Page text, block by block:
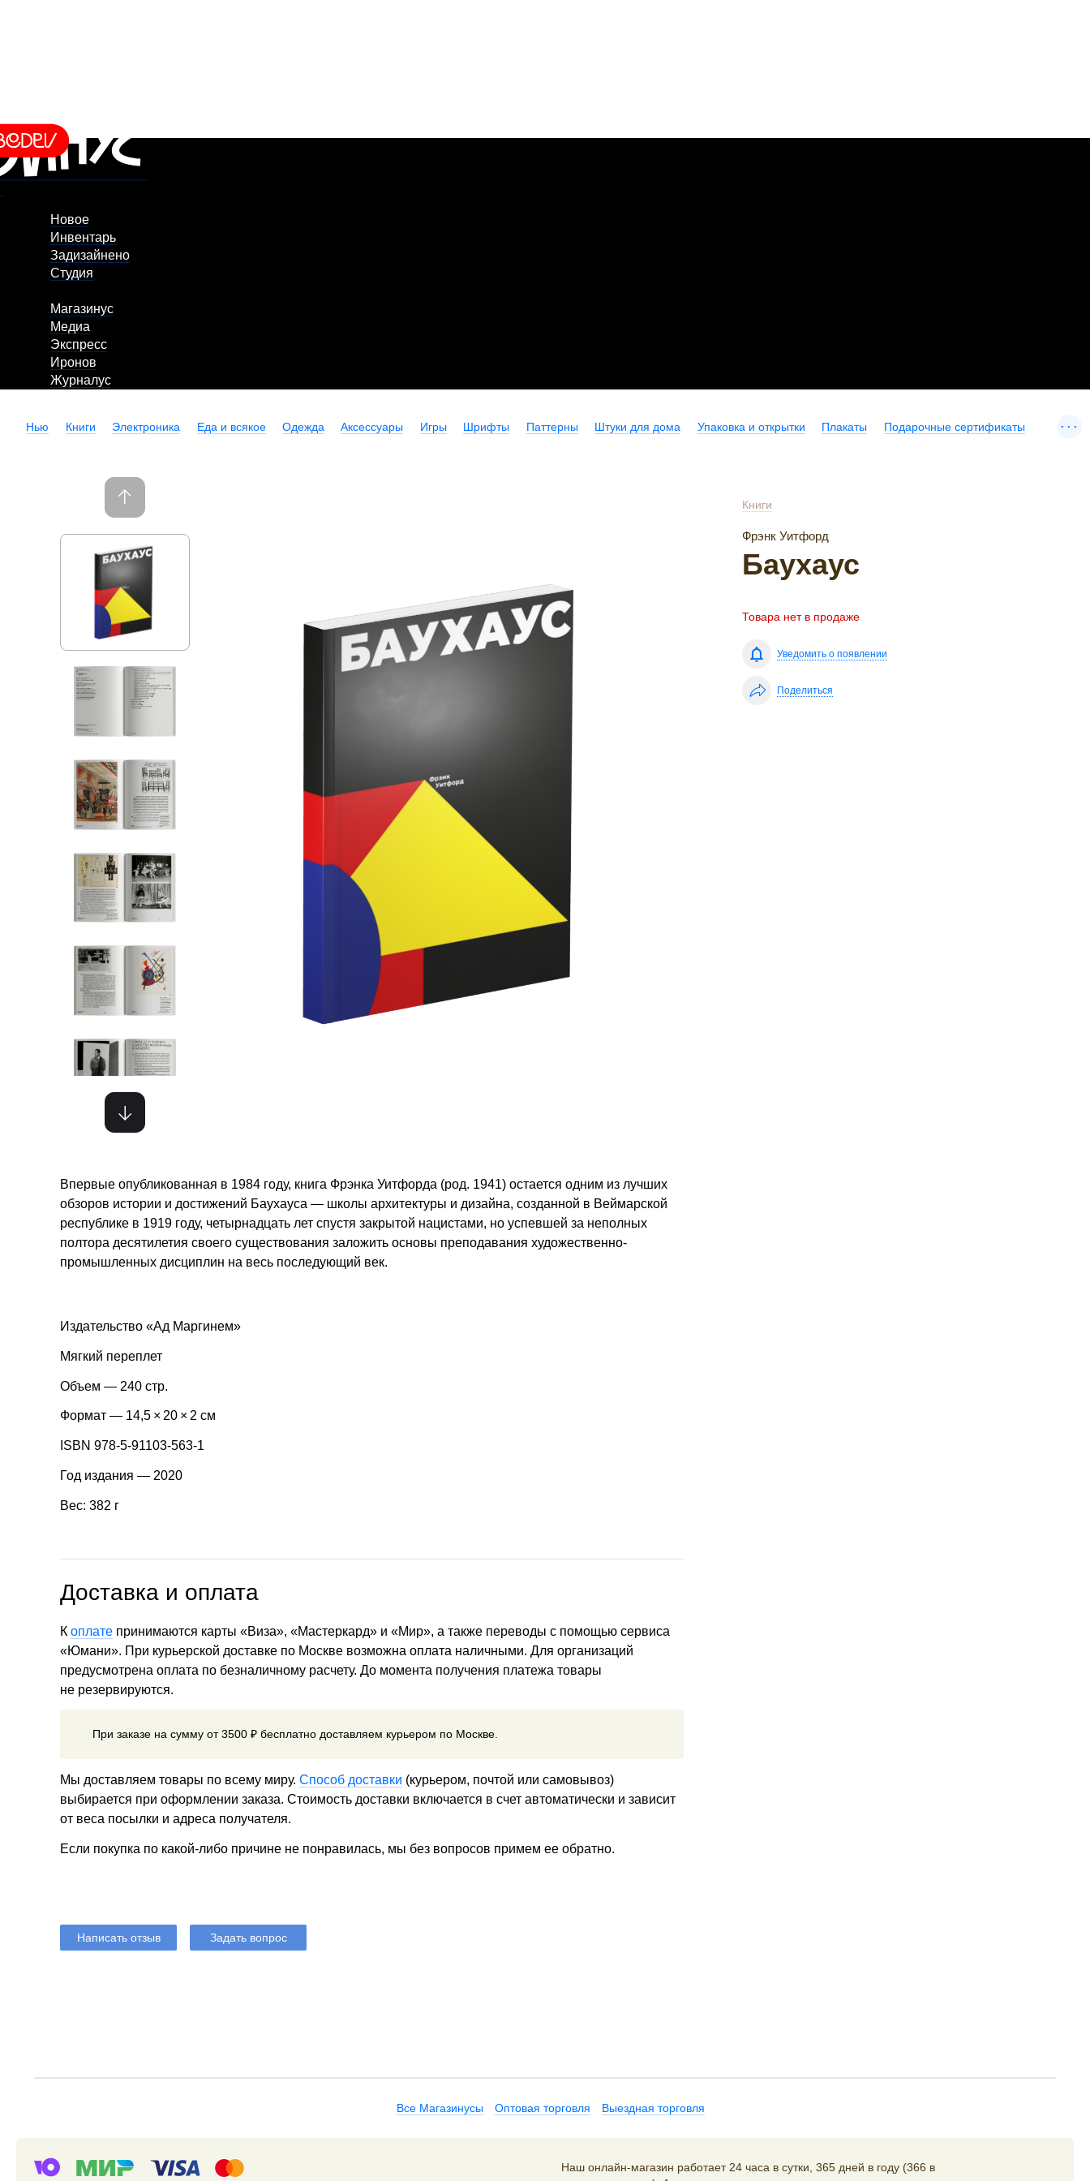
Новое
Инвентарь
Задизайнено
Студия
Магазинус
Медиа
Экспресс
Иронов
Журналус
Нью Книги Электроника Еда и всякое Одежда Аксессуары Игры Шрифты Паттерны Штуки для дома Упаковка и открытки Плакаты Подарочные сертификаты ...
Книги
Фрэнк Уитфорд
Баухаус
Товара нет в продаже
Уведомить о появлении
Поделиться
Впервые опубликованная в 1984 году, книга Фрэнка Уитфорда (род. 1941) остается одним из лучших
обзоров истории и достижений Баухауса — школы архитектуры и дизайна, созданной в Веймарской
республике в 1919 году, четырнадцать лет спустя закрытой нацистами, но успевшей за неполных
полтора десятилетия своего существования заложить основы преподавания художественно-
промышленных дисциплин на весь последующий век.
Издательство «Ад Маргинем»
Мягкий переплет
Объем — 240 стр.
Формат — 14,5 × 20 × 2 см
ISBN 978-5-91103-563-1
Год издания — 2020
Вес: 382 г
Доставка и оплата
К оплате принимаются карты «Виза», «Мастеркард» и «Мир», а также переводы с помощью сервиса
«Юмани». При курьерской доставке по Москве возможна оплата наличными. Для организаций
предусмотрена оплата по безналичному расчету. До момента получения платежа товары
не резервируются.
При заказе на сумму от 3500 ₽ бесплатно доставляем курьером по Москве.
Мы доставляем товары по всему миру. Способ доставки (курьером, почтой или самовывоз)
выбирается при оформлении заказа. Стоимость доставки включается в счет автоматически и зависит
от веса посылки и адреса получателя.
Если покупка по какой-либо причине не понравилась, мы без вопросов примем ее обратно.
Написать отзыв Задать вопрос
Все Магазинусы Оптовая торговля Выездная торговля
Наш онлайн-магазин работает 24 часа в сутки, 365 дней в году (366 в